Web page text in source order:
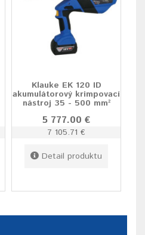
Klauke EK 120 ID
akumulátorový krimpovací
nástroj 35 - 500 mm²
5 777.00 €
7 105.71 €
Detail produktu